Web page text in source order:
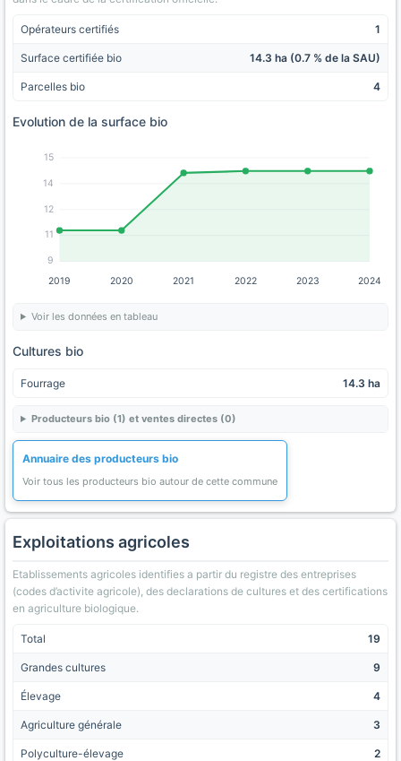
Opérateurs certifiés 1
Surface certifiée bio 14.3 ha (0.7 % de la SAU)
Parcelles bio 4
Evolution de la surface bio
9
11
12
14
15
2019 2020 2021 2022 2023 2024
Voir les données en tableau
Cultures bio
Fourrage 14.3 ha
Producteurs bio (1) et ventes directes (0)
Annuaire des producteurs bio
Voir tous les producteurs bio autour de cette commune
Exploitations agricoles
Etablissements agricoles identifies a partir du registre des entreprises
(codes d’activite agricole), des declarations de cultures et des certifications
en agriculture biologique.
Total 19
Grandes cultures 9
Élevage 4
Agriculture générale 3
Polyculture-élevage 2